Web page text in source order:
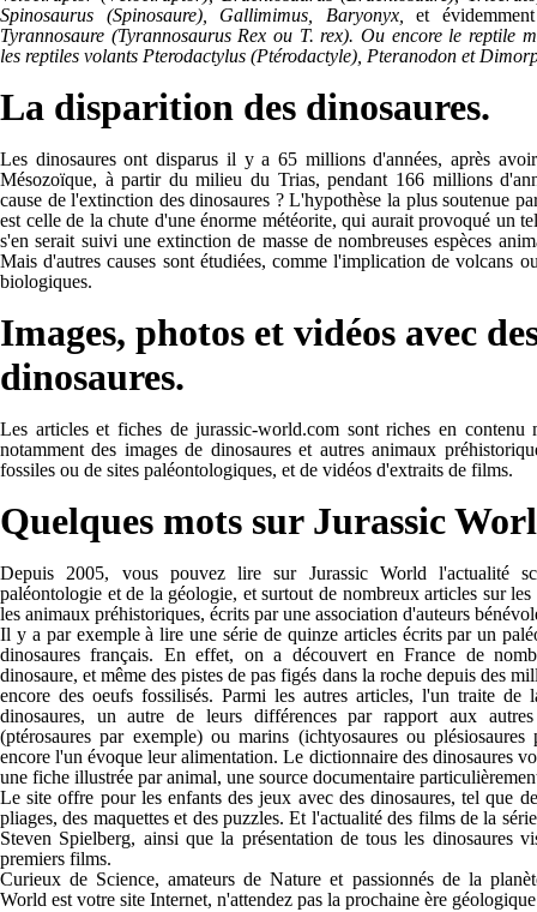
Spinosaurus (Spinosaure), Gallimimus, Baryonyx, et
Tyrannosaure (Tyrannosaurus Rex ou T. rex). Ou encore le reptile
les reptiles volants Pterodactylus (Ptérodactyle), Pteranodon et
La disparition des dinosaures.
Les dinosaures ont disparus il y a 65 millions d'années, après
Mésozoïque, à partir du milieu du Trias, pendant 166 millions
cause de l'extinction des dinosaures ? L'hypothèse la plus soutenue
est celle de la chute d'une énorme météorite, qui aurait provoqué un
s'en serait suivi une extinction de masse de nombreuses espèces
Mais d'autres causes sont étudiées, comme l'implication de volcans
biologiques.
Images, photos et vidéos avec
dinosaures.
Les articles et fiches de jurassic-world.com sont riches en contenu
notamment des images de dinosaures et autres animaux
fossiles ou de sites paléontologiques, et de vidéos d'extraits de films.
Quelques mots sur Jurassic
Depuis 2005, vous pouvez lire sur Jurassic World l'actualité
paléontologie et de la géologie, et surtout de nombreux articles sur les
les animaux préhistoriques, écrits par une association d'auteurs
Il y a par exemple à lire une série de quinze articles écrits par un
dinosaures français. En effet, on a découvert en France de
dinosaure, et même des pistes de pas figés dans la roche depuis des
encore des oeufs fossilisés. Parmi les autres articles, l'un traite de
dinosaures, un autre de leurs différences par rapport aux
(ptérosaures par exemple) ou marins (ichtyosaures ou
encore l'un évoque leur alimentation. Le dictionnaire des dinosaures
une fiche illustrée par animal, une source documentaire
Le site offre pour les enfants des jeux avec des dinosaures, tel que
pliages, des maquettes et des puzzles. Et l'actualité des films de la
Steven Spielberg, ainsi que la présentation de tous les dinosaures
premiers films.
Curieux de Science, amateurs de Nature et passionnés de la
World est votre site Internet, n'attendez pas la prochaine ère